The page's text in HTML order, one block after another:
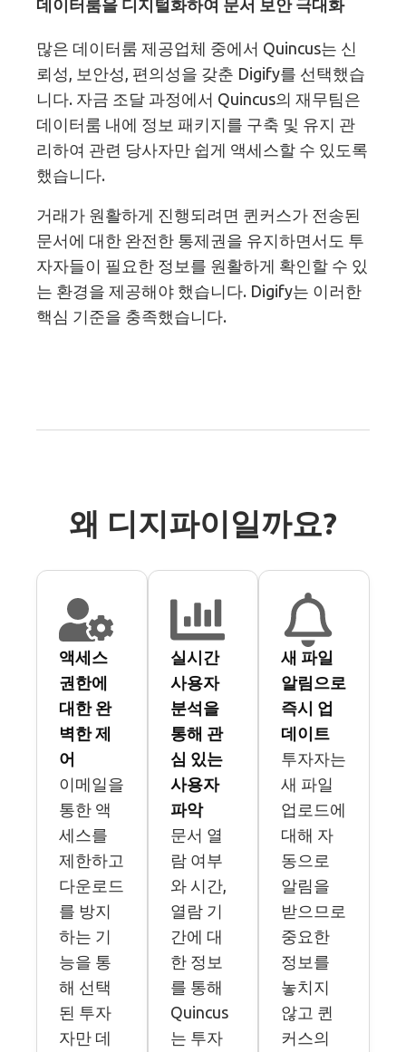
데이터룸을 디지털화하여 문서 보안 극대화
많은 데이터룸 제공업체 중에서 Quincus는 신
뢰성, 보안성, 편의성을 갖춘 Digify를 선택했습
니다. 자금 조달 과정에서 Quincus의 재무팀은
데이터룸 내에 정보 패키지를 구축 및 유지 관
리하여 관련 당사자만 쉽게 액세스할 수 있도록
했습니다.
거래가 원활하게 진행되려면 퀸커스가 전송된
문서에 대한 완전한 통제권을 유지하면서도 투
자자들이 필요한 정보를 원활하게 확인할 수 있
는 환경을 제공해야 했습니다. Digify는 이러한
핵심 기준을 충족했습니다.
왜 디지파이일까요?
액세스
권한에
대한 완
벽한 제
어
이메일을
통한 액
세스를
제한하고
다운로드
를 방지
하는 기
능을 통
해 선택
된 투자
자만 데
실시간
사용자
분석을
통해 관
심 있는
사용자
파악
문서 열
람 여부
와 시간,
열람 기
간에 대
한 정보
를 통해
Quincus
는 투자
새 파일
알림으로
즉시 업
데이트
투자자는
새 파일
업로드에
대해 자
동으로
알림을
받으므로
중요한
정보를
놓치지
않고 퀸
커스의